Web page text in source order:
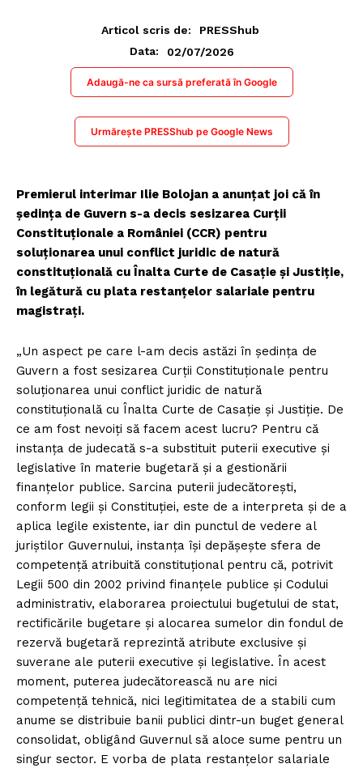
Articol scris de:
PRESShub
Data:
02/07/2026
Adaugă-ne ca sursă preferată în Google
Urmărește PRESShub pe Google News
Premierul interimar Ilie Bolojan a anunțat joi că în
ședința de Guvern s-a decis sesizarea Curții
Constituționale a României (CCR) pentru
soluționarea unui conflict juridic de natură
constituțională cu Înalta Curte de Casație și Justiție,
în legătură cu plata restanțelor salariale pentru
magistrați.
„Un aspect pe care l-am decis astăzi în ședința de
Guvern a fost sesizarea Curții Constituționale pentru
soluționarea unui conflict juridic de natură
constituțională cu Înalta Curte de Casație și Justiție. De
ce am fost nevoiți să facem acest lucru? Pentru că
instanța de judecată s-a substituit puterii executive și
legislative în materie bugetară și a gestionării
finanțelor publice. Sarcina puterii judecătorești,
conform legii și Constituției, este de a interpreta și de a
aplica legile existente, iar din punctul de vedere al
juriștilor Guvernului, instanța își depășește sfera de
competență atribuită constituțional pentru că, potrivit
Legii 500 din 2002 privind finanțele publice și Codului
administrativ, elaborarea proiectului bugetului de stat,
rectificările bugetare și alocarea sumelor din fondul de
rezervă bugetară reprezintă atribute exclusive și
suverane ale puterii executive și legislative. În acest
moment, puterea judecătorească nu are nici
competență tehnică, nici legitimitatea de a stabili cum
anume se distribuie banii publici dintr-un buget general
consolidat, obligând Guvernul să aloce sume pentru un
singur sector. E vorba de plata restanțelor salariale